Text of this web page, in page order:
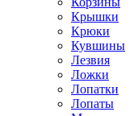
Крышки
Крюки
Кувшины
Лезвия
Ложки
Лопатки
Лопаты